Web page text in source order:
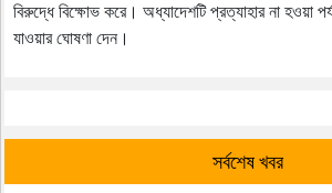
বিরুদ্ধে বিক্ষোভ করে। অধ্যাদেশটি প্রত্যাহার না হওয়া
যাওয়ার ঘোষণা দেন।
সর্বশেষ খবর